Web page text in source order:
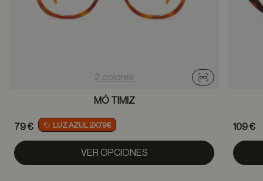
2 colores
Probador
MÓ TIMIZ
79 € LUZ AZUL 2X79€
VER OPCIONES
109 €